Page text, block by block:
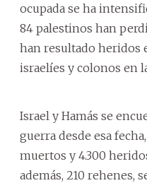
ocupada se ha
84 palestinos han
han resultado heridos
israelíes y colonos en
Israel y Hamás se
guerra desde esa
muertos y 4.300
además, 210 rehenes,